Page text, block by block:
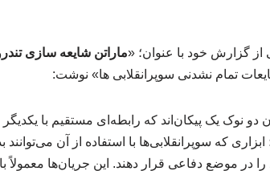
گزارش خود با عنوان؛ «ماراتن شایعه سازی
تمام نشدنی سوپرانقلابی ها» نوشت:
نوک یک پیکان‌اند که رابطه‌ای مستقیم با یکدیگر
که سوپرانقلابی‌ها با استفاده از آن
در موضع دفاعی قرار دهند. این جریان‌ها معمولاً